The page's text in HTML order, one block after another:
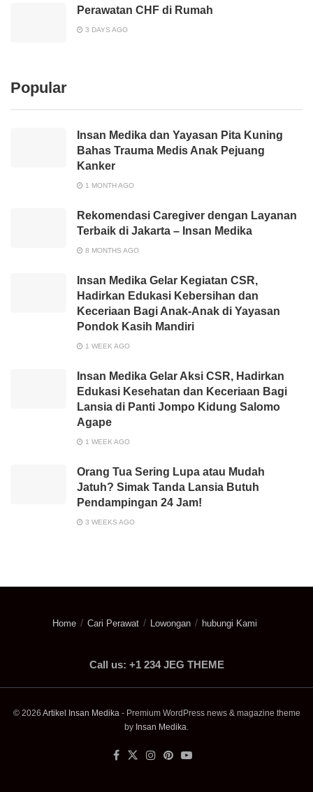
Perawatan CHF di Rumah
3 DAYS AGO
Popular
Insan Medika dan Yayasan Pita Kuning
Bahas Trauma Medis Anak Pejuang
Kanker
1 MONTH AGO
Rekomendasi Caregiver dengan Layanan
Terbaik di Jakarta – Insan Medika
8 MONTHS AGO
Insan Medika Gelar Kegiatan CSR,
Hadirkan Edukasi Kebersihan dan
Keceriaan Bagi Anak-Anak di Yayasan
Pondok Kasih Mandiri
1 WEEK AGO
Insan Medika Gelar Aksi CSR, Hadirkan
Edukasi Kesehatan dan Keceriaan Bagi
Lansia di Panti Jompo Kidung Salomo
Agape
1 WEEK AGO
Orang Tua Sering Lupa atau Mudah
Jatuh? Simak Tanda Lansia Butuh
Pendampingan 24 Jam!
3 WEEKS AGO
Home Cari Perawat Lowongan hubungi Kami
Call us: +1 234 JEG THEME
© 2026 Artikel Insan Medika- Premium WordPress news & magazine theme
by Insan Medika.